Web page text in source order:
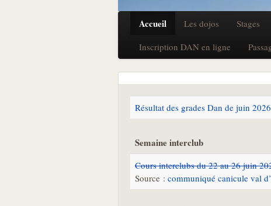
Accueil Les dojos Stages
Inscription DAN en ligne
Résultat des grades Dan de juin 2026
Semaine interclub
Cours interclubs du 22 au 26 juin
Source : communiqué canicule val